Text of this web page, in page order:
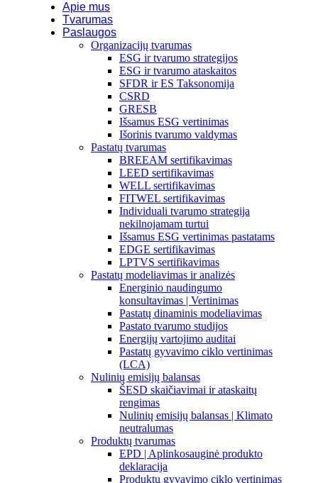
Apie mus
Tvarumas
Paslaugos
Organizacijų tvarumas
ESG ir tvarumo strategijos
ESG ir tvarumo ataskaitos
SFDR ir ES Taksonomija
CSRD
GRESB
Išsamus ESG vertinimas
Išorinis tvarumo valdymas
Pastatų tvarumas
BREEAM sertifikavimas
LEED sertifikavimas
WELL sertifikavimas
FITWEL sertifikavimas
Individuali tvarumo strategija
nekilnojamam turtui
Išsamus ESG vertinimas pastatams
EDGE sertifikavimas
LPTVS sertifikavimas
Pastatų modeliavimas ir analizės
Energinio naudingumo
konsultavimas | Vertinimas
Pastatų dinaminis modeliavimas
Pastato tvarumo studijos
Energijų vartojimo auditai
Pastatų gyvavimo ciklo vertinimas
(LCA)
Nulinių emisijų balansas
ŠESD skaičiavimai ir ataskaitų
rengimas
Nulinių emisijų balansas | Klimato
neutralumas
Produktų tvarumas
EPD | Aplinkosauginė produkto
deklaracija
Produktų gyvavimo ciklo vertinimas